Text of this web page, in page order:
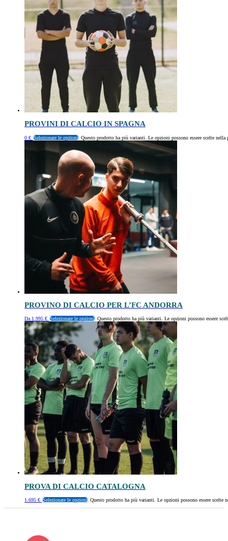
PROVINI DI CALCIO IN SPAGNA
0 € Selezionare le opzioni Questo prodotto ha più varianti. Le opzioni possono essere scelte nella
PROVINO DI CALCIO PER L’FC ANDORRA
Da 1.995 € Selezionare le opzioni Questo prodotto ha più varianti. Le opzioni possono essere
PROVA DI CALCIO CATALOGNA
1.695 € Selezionare le opzioni Questo prodotto ha più varianti. Le opzioni possono essere scelte